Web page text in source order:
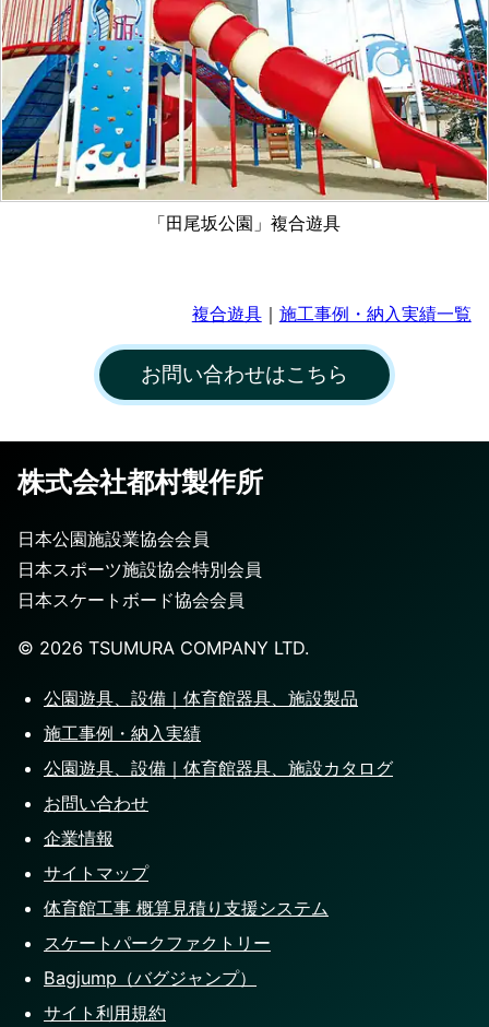
「田尾坂公園」複合遊具
複合遊具｜ 施工事例・納入実績一覧
お問い合わせはこちら
株式会社都村製作所
日本公園施設業協会会員
日本スポーツ施設協会特別会員
日本スケートボード協会会員
©️ 2026 TSUMURA COMPANY LTD.
公園遊具、設備｜体育館器具、施設製品
施工事例・納入実績
公園遊具、設備｜体育館器具、施設カタログ
お問い合わせ
企業情報
サイトマップ
体育館工事 概算見積り支援システム
スケートパークファクトリー
Bagjump（バグジャンプ）
サイト利用規約